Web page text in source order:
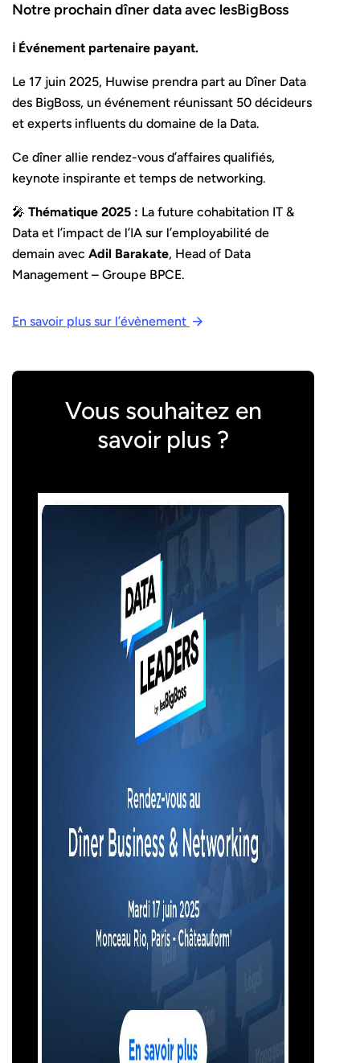
Notre prochain dîner data avec lesBigBoss
ℹ️ Événement partenaire payant.
Le 17 juin 2025, Huwise prendra part au Dîner Data
des BigBoss, un événement réunissant 50 décideurs
et experts influents du domaine de la Data.
Ce dîner allie rendez-vous d’affaires qualifiés,
keynote inspirante et temps de networking.
🎤 Thématique 2025 : La future cohabitation IT &
Data et l’impact de l’IA sur l’employabilité de
demain avec Adil Barakate, Head of Data
Management – Groupe BPCE.
En savoir plus sur l’évènement
Vous souhaitez en
savoir plus ?